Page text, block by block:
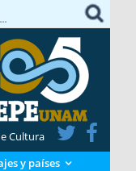
Cultura
y países